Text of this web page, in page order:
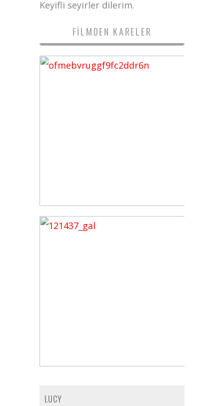
Keyifli seyirler dilerim.
FILMDEN KARELER
LUCY